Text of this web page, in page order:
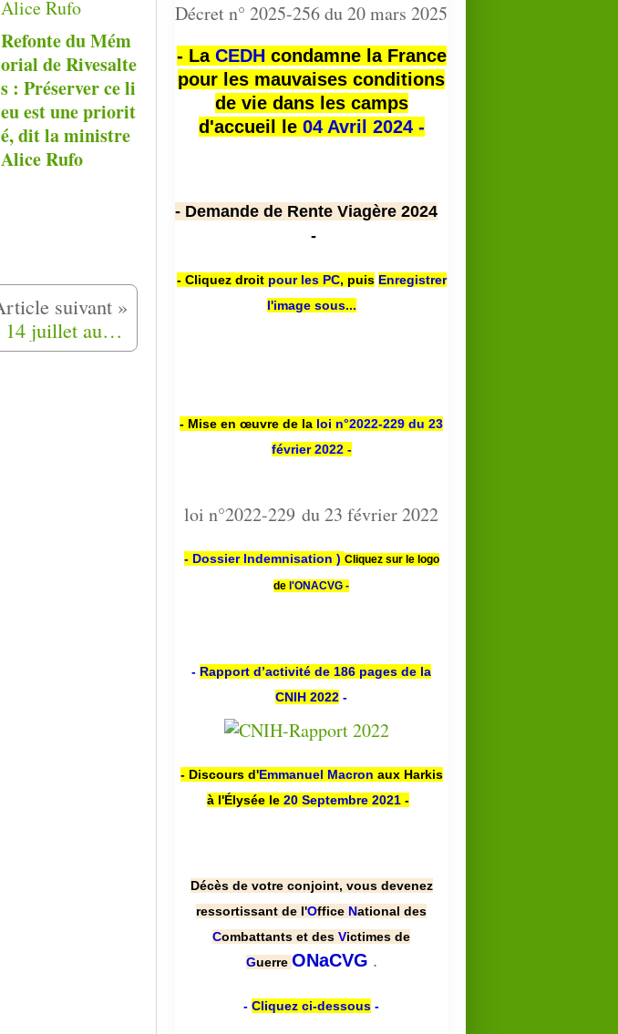
Refonte du Mém
orial de Rivesalte
s : Préserver ce li
eu est une priorit
é, dit la ministre
Alice Rufo
Tour de France, 14 juillet au 25 Septembre 2019, Marche de la fierté Harki (10)
Décret n° 2025-256 du 20 mars 2025
- La CEDHcondamne la France
pour les mauvaises conditions
de vie dans les camps
d'accueil le 04 Avril 2024 -
- Demande de Rente Viagère 2024
-
- Cliquez droit pour les PC, puis Enregistrer
l'image sous...
- Mise en œuvre de la loi n°2022-229 du 23
février 2022 -
loi n°2022-229 du 23 février 2022
- Dossier Indemnisation ) Cliquez sur le logo
de l'ONACVG -
- Rapport d’activité de 186 pages de la
CNIH 2022 -
- Discours d'Emmanuel Macron aux Harkis
à l'Élysée le 20 Septembre 2021 -
Décès de votre conjoint, vous devenez
ressortissant de l'Office National des
Combattants et des Victimes de
Guerre ONaCVG .
- Cliquez ci-dessous -